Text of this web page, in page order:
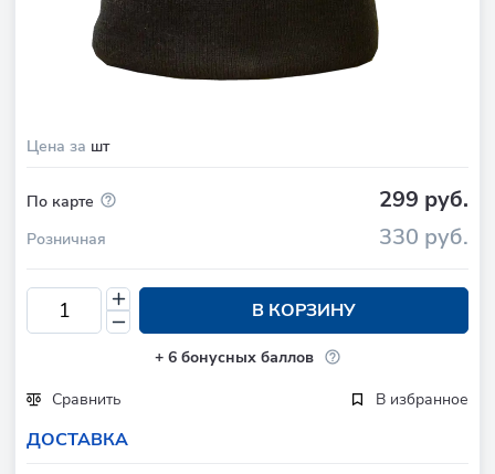
Цена за шт
По карте 299 руб.
Розничная 330 руб.
В КОРЗИНУ
+ 6бонусных баллов
Сравнить
В избранное
ДОСТАВКА